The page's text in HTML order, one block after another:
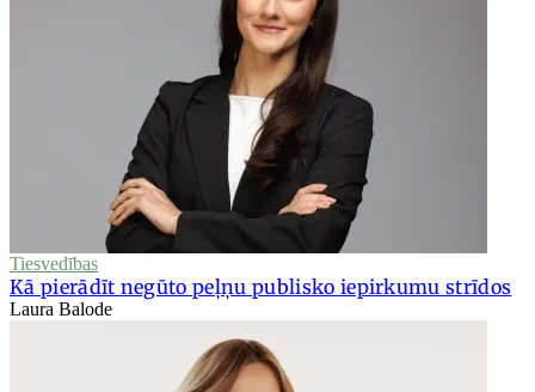
Tiesvedības
Kā pierādīt negūto peļņu publisko iepirkumu strīdos
Laura Balode